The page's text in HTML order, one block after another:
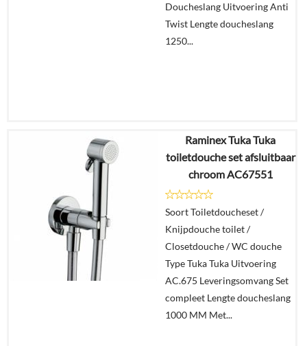
Doucheslang Uitvoering Anti
Twist Lengte doucheslang
1250...
€12,95
€11,95
winkelmand
Raminex Tuka Tuka
toiletdouche set afsluitbaar
chroom AC67551
Soort Toiletdoucheset /
Knijpdouche toilet /
Closetdouche / WC douche
Type Tuka Tuka Uitvoering
AC.675 Leveringsomvang Set
compleet Lengte doucheslang
1000 MM Met...